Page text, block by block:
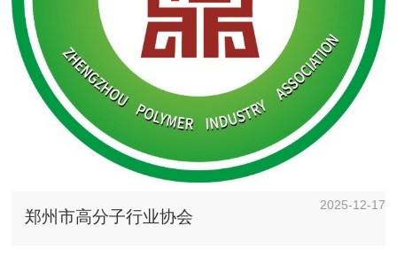
郑州市高分子行业协会
2025-12-17